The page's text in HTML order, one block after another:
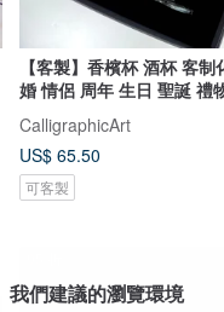
【客製】香檳杯 酒杯 客制
婚 情侶 周年 生日 聖誕 禮
CalligraphicArt
US$ 65.50
可客製
我們建議的瀏覽環境